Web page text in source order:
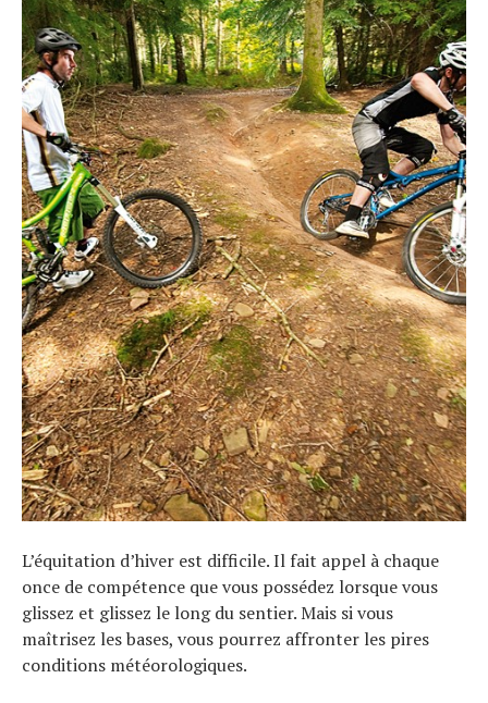
L’équitation d’hiver est difficile. Il fait appel à chaque
once de compétence que vous possédez lorsque vous
glissez et glissez le long du sentier. Mais si vous
maîtrisez les bases, vous pourrez affronter les pires
conditions météorologiques.